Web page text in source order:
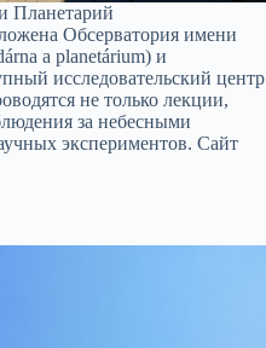
Планетарий
Обсерватория имени
a planetárium) и
исследовательский центр
не только лекции,
за небесными
экспериментов. Сайт